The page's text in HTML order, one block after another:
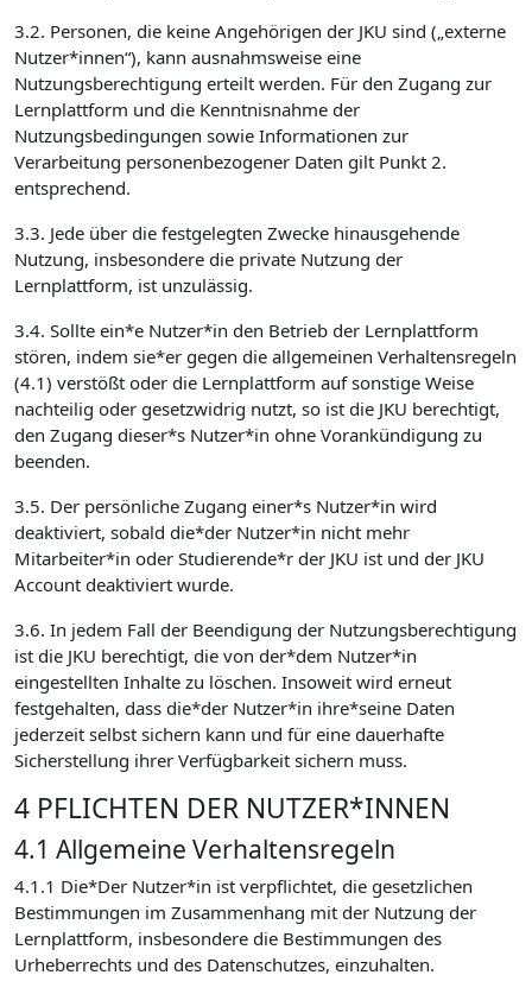
3.2. Personen, die keine Angehörigen der JKU sind („externe
Nutzer*innen“), kann ausnahmsweise eine
Nutzungsberechtigung erteilt werden. Für den Zugang zur
Lernplattform und die Kenntnisnahme der
Nutzungsbedingungen sowie Informationen zur
Verarbeitung personenbezogener Daten gilt Punkt 2.
entsprechend.
3.3. Jede über die festgelegten Zwecke hinausgehende
Nutzung, insbesondere die private Nutzung der
Lernplattform, ist unzulässig.
3.4. Sollte ein*e Nutzer*in den Betrieb der Lernplattform
stören, indem sie*er gegen die allgemeinen Verhaltensregeln
(4.1) verstößt oder die Lernplattform auf sonstige Weise
nachteilig oder gesetzwidrig nutzt, so ist die JKU berechtigt,
den Zugang dieser*s Nutzer*in ohne Vorankündigung zu
beenden.
3.5. Der persönliche Zugang einer*s Nutzer*in wird
deaktiviert, sobald die*der Nutzer*in nicht mehr
Mitarbeiter*in oder Studierende*r der JKU ist und der JKU
Account deaktiviert wurde.
3.6. In jedem Fall der Beendigung der Nutzungsberechtigung
ist die JKU berechtigt, die von der*dem Nutzer*in
eingestellten Inhalte zu löschen. Insoweit wird erneut
festgehalten, dass die*der Nutzer*in ihre*seine Daten
jederzeit selbst sichern kann und für eine dauerhafte
Sicherstellung ihrer Verfügbarkeit sichern muss.
4 PFLICHTEN DER NUTZER*INNEN
4.1 Allgemeine Verhaltensregeln
4.1.1 Die*Der Nutzer*in ist verpflichtet, die gesetzlichen
Bestimmungen im Zusammenhang mit der Nutzung der
Lernplattform, insbesondere die Bestimmungen des
Urheberrechts und des Datenschutzes, einzuhalten.